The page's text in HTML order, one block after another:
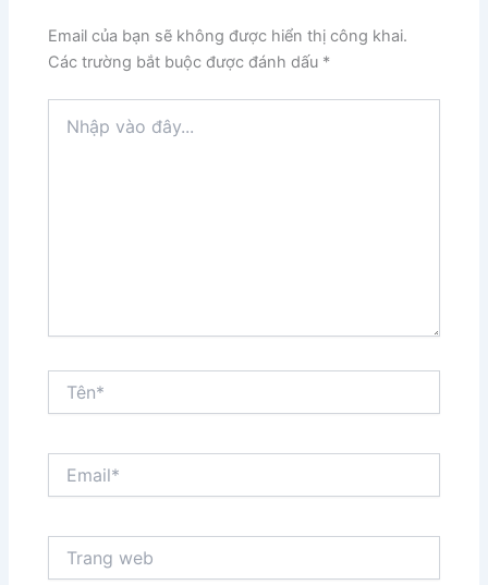
Email của bạn sẽ không được hiển thị công khai.
Các trường bắt buộc được đánh dấu *
vào
web